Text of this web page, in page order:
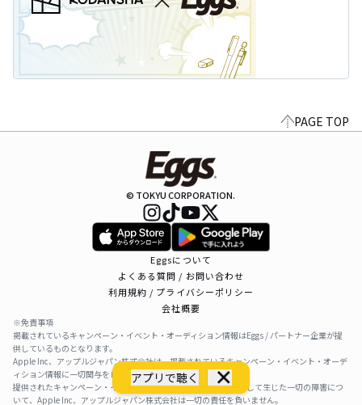
アプリで聴く
PAGE TOP
© TOKYU CORPORATION.
Eggsについて
よくある質問 / お問い合わせ
利用規約 / プライバシーポリシー
会社概要
※免責事項
掲載されているキャンペーン・イベント・オーディション情報はEggs / パートナー企業が提
供しているものとなります。
Apple Inc、アップルジャパン株式会社は、掲載されているキャンペーン・イベント・オーデ
ィション情報に一切関与をしておりません。
提供されたキャンペーン・イベント・オーディション情報を利用して生じた一切の障害につ
いて、Apple Inc、アップルジャパン株式会社は一切の責任を負いません。